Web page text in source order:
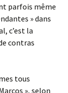
parfois même
» dans
c’est la
contras
tous
», selon